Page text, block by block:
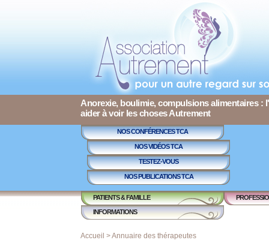
Anorexie, boulimie, compulsions alimentaires :
aider à voir les choses Autrement
NOS CONFÉRENCES TCA
NOS VIDÉOS TCA
TESTEZ-VOUS
NOS PUBLICATIONS TCA
PATIENTS & FAMILLE
INFORMATIONS
Accueil >Annuaire des thérapeutes